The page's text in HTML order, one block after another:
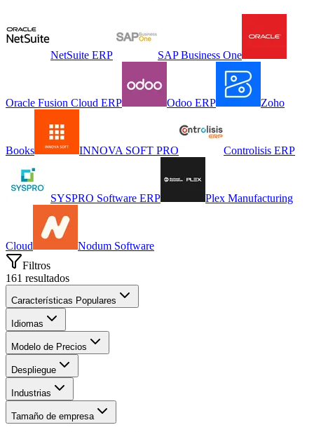
NetSuite ERP SAP Business One
Oracle Fusion Cloud ERP Odoo ERP Zoho
Books INNOVA SOFT PRO Controlisis ERP
SYSPRO Software ERP Plex Manufacturing
Cloud
Nodum Software
Filtros
161 resultados
Características Populares
Idiomas
Modelo de Precios
Despliegue
Industrias
Tamaño de empresa